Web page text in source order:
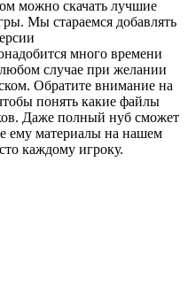
можно скачать лучшие
Мы стараемся добавлять
много времени
случае при желании
Обратите внимание на
понять какие файлы
Даже полный нуб сможет
ему материалы на нашем
каждому игроку.